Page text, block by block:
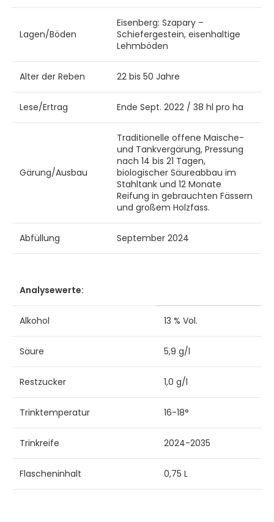
Lagen/Böden
Eisenberg: Szapary –
Schiefergestein, eisenhaltige
Lehmböden
Alter der Reben 22 bis 50 Jahre
Lese/Ertrag Ende Sept. 2022 / 38 hl pro ha
Gärung/Ausbau
Traditionelle offene Maische-
und Tankvergärung, Pressung
nach 14 bis 21 Tagen,
biologischer Säureabbau im
Stahltank und 12 Monate
Reifung in gebrauchten Fässern
und großem Holzfass.
Abfüllung September 2024
Analysewerte:
Alkohol 13 % Vol.
Säure 5,9 g/l
Restzucker 1,0 g/l
Trinktemperatur 16-18°
Trinkreife 2024-2035
Flascheninhalt 0,75 L